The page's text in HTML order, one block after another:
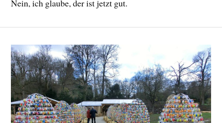
Nein, ich glaube, der ist jetzt gut.